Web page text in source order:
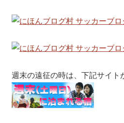
週末の遠征の時は、下記サイト